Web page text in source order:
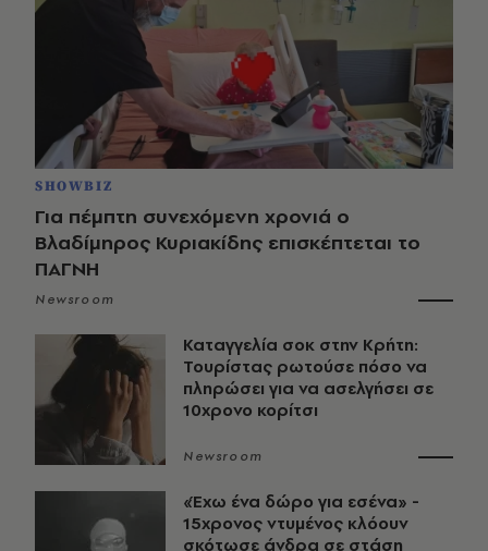
SHOWBIZ
Για πέμπτη συνεχόμενη χρονιά ο
Βλαδίμηρος Κυριακίδης επισκέπτεται το
ΠΑΓΝΗ
Newsroom
Καταγγελία σοκ στην Κρήτη:
Τουρίστας ρωτούσε πόσο να
πληρώσει για να ασελγήσει σε
10χρονο κορίτσι
Newsroom
«Έχω ένα δώρο για εσένα» -
15χρονος ντυμένος κλόουν
σκότωσε άνδρα σε στάση